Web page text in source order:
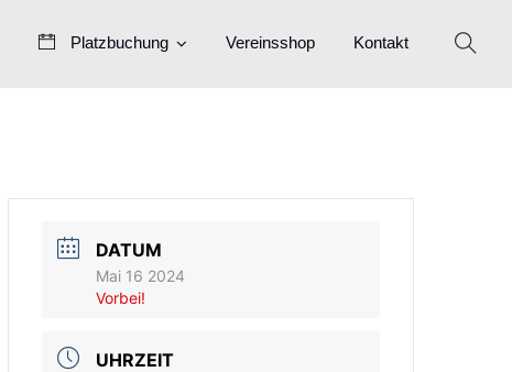
Platzbuchung Vereinsshop Kontakt
DATUM
Mai 16 2024
Vorbei!
UHRZEIT